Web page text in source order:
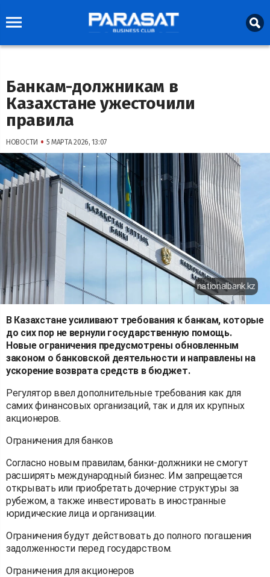
Банкам-должникам в
Казахстане ужесточили
правила
НОВОСТИ • 5 МАРТА 2026, 13:07
nationalbank.kz
В Казахстане усиливают требования к банкам, которые
до сих пор не вернули государственную помощь.
Новые ограничения предусмотрены обновленным
законом о банковской деятельности и направлены на
ускорение возврата средств в бюджет.
Регулятор ввел дополнительные требования как для
самих финансовых организаций, так и для их крупных
акционеров.
Ограничения для банков
Согласно новым правилам, банки-должники не смогут
расширять международный бизнес. Им запрещается
открывать или приобретать дочерние структуры за
рубежом, а также инвестировать в иностранные
юридические лица и организации.
Ограничения будут действовать до полного погашения
задолженности перед государством.
Ограничения для акционеров